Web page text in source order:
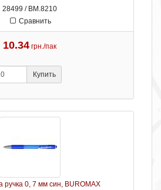
28499 / ВМ.8210
Сравнить
10.34 грн./пак
Купить
ручка 0, 7 мм син, BUROMAX